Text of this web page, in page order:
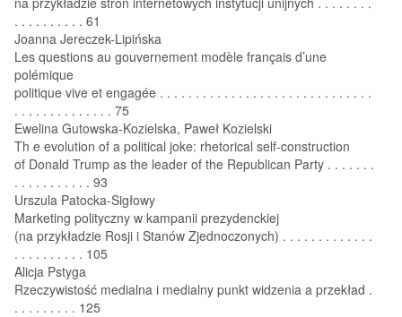
. . . . . . . . . . 61
Joanna Jereczek-Lipińska
Les questions au gouvernement modèle français d’une
polémique
politique vive et engagée . . . . . . . . . . . . . . . . . . . . . . . . . . . . . .
. . . . . . . . . . . . . . 75
Ewelina Gutowska-Kozielska, Paweł Kozielski
Th e evolution of a political joke: rhetorical self-construction
of Donald Trump as the leader of the Republican Party . . . . . . .
. . . . . . . . . . . 93
Urszula Patocka-Sigłowy
Marketing polityczny w kampanii prezydenckiej
(na przykładzie Rosji i Stanów Zjednoczonych) . . . . . . . . . . . . .
. . . . . . . . . . 105
Alicja Pstyga
Rzeczywistość medialna i medialny punkt widzenia a przekład .
. . . . . . . . . 125